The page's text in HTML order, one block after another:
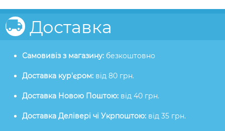
Доставка
Самовивіз з магазину: безкоштовно
Доставка кур'єром: від 80 грн.
Доставка Новою Поштою: від 40 грн.
Доставка Делівері чі Укрпоштою: від 35 грн.